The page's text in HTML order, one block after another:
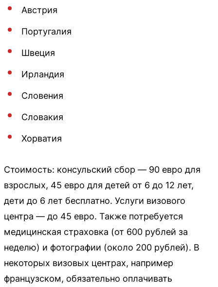
Австрия
Португалия
Швеция
Ирландия
Словения
Словакия
Хорватия
Стоимость: консульский сбор — 90 евро для
взрослых, 45 евро для детей от 6 до 12 лет,
дети до 6 лет бесплатно. Услуги визового
центра — до 45 евро. Также потребуется
медицинская страховка (от 600 рублей за
неделю) и фотографии (около 200 рублей). В
некоторых визовых центрах, например
французском, обязательно оплачивать